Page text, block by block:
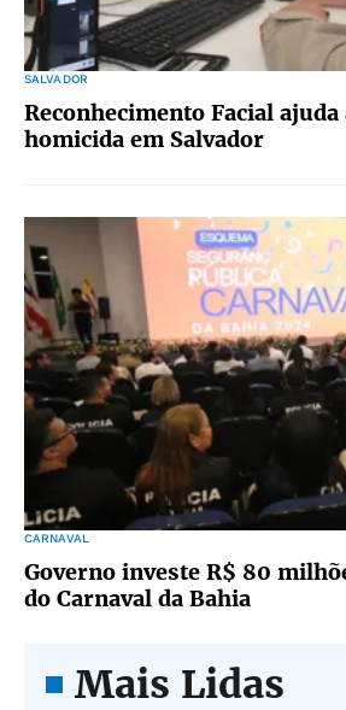
SALVADOR
Reconhecimento Facial
homicida em Salvador
CARNAVAL
Governo investe R$ 80
do Carnaval da Bahia
Mais Lidas